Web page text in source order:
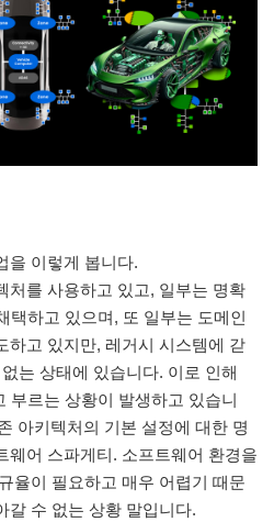
을 이렇게 봅니다.
처를 사용하고 있고, 일부는 명확
택하고 있으며, 또 일부는 도메인
하고 있지만, 레거시 시스템에 갇
는 상태에 있습니다. 이로 인해
부르는 상황이 발생하고 있습니
아키텍처의 기본 설정에 대한 명
웨어 스파게티. 소프트웨어 환경을
율이 필요하고 매우 어렵기 때문
갈 수 없는 상황 말입니다.